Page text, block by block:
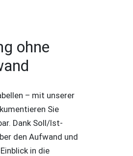
ohne
– mit unserer
Sie
Dank Soll/Ist-
den Aufwand und
in die